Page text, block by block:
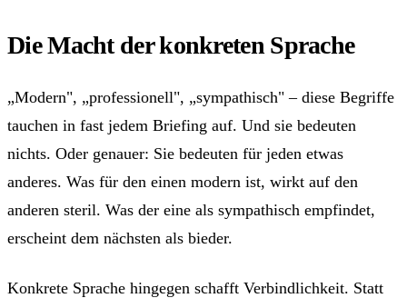
Die Macht der konkreten Sprache
„Modern", „professionell", „sympathisch" – diese Begriffe
tauchen in fast jedem Briefing auf. Und sie bedeuten
nichts. Oder genauer: Sie bedeuten für jeden etwas
anderes. Was für den einen modern ist, wirkt auf den
anderen steril. Was der eine als sympathisch empfindet,
erscheint dem nächsten als bieder.
Konkrete Sprache hingegen schafft Verbindlichkeit. Statt